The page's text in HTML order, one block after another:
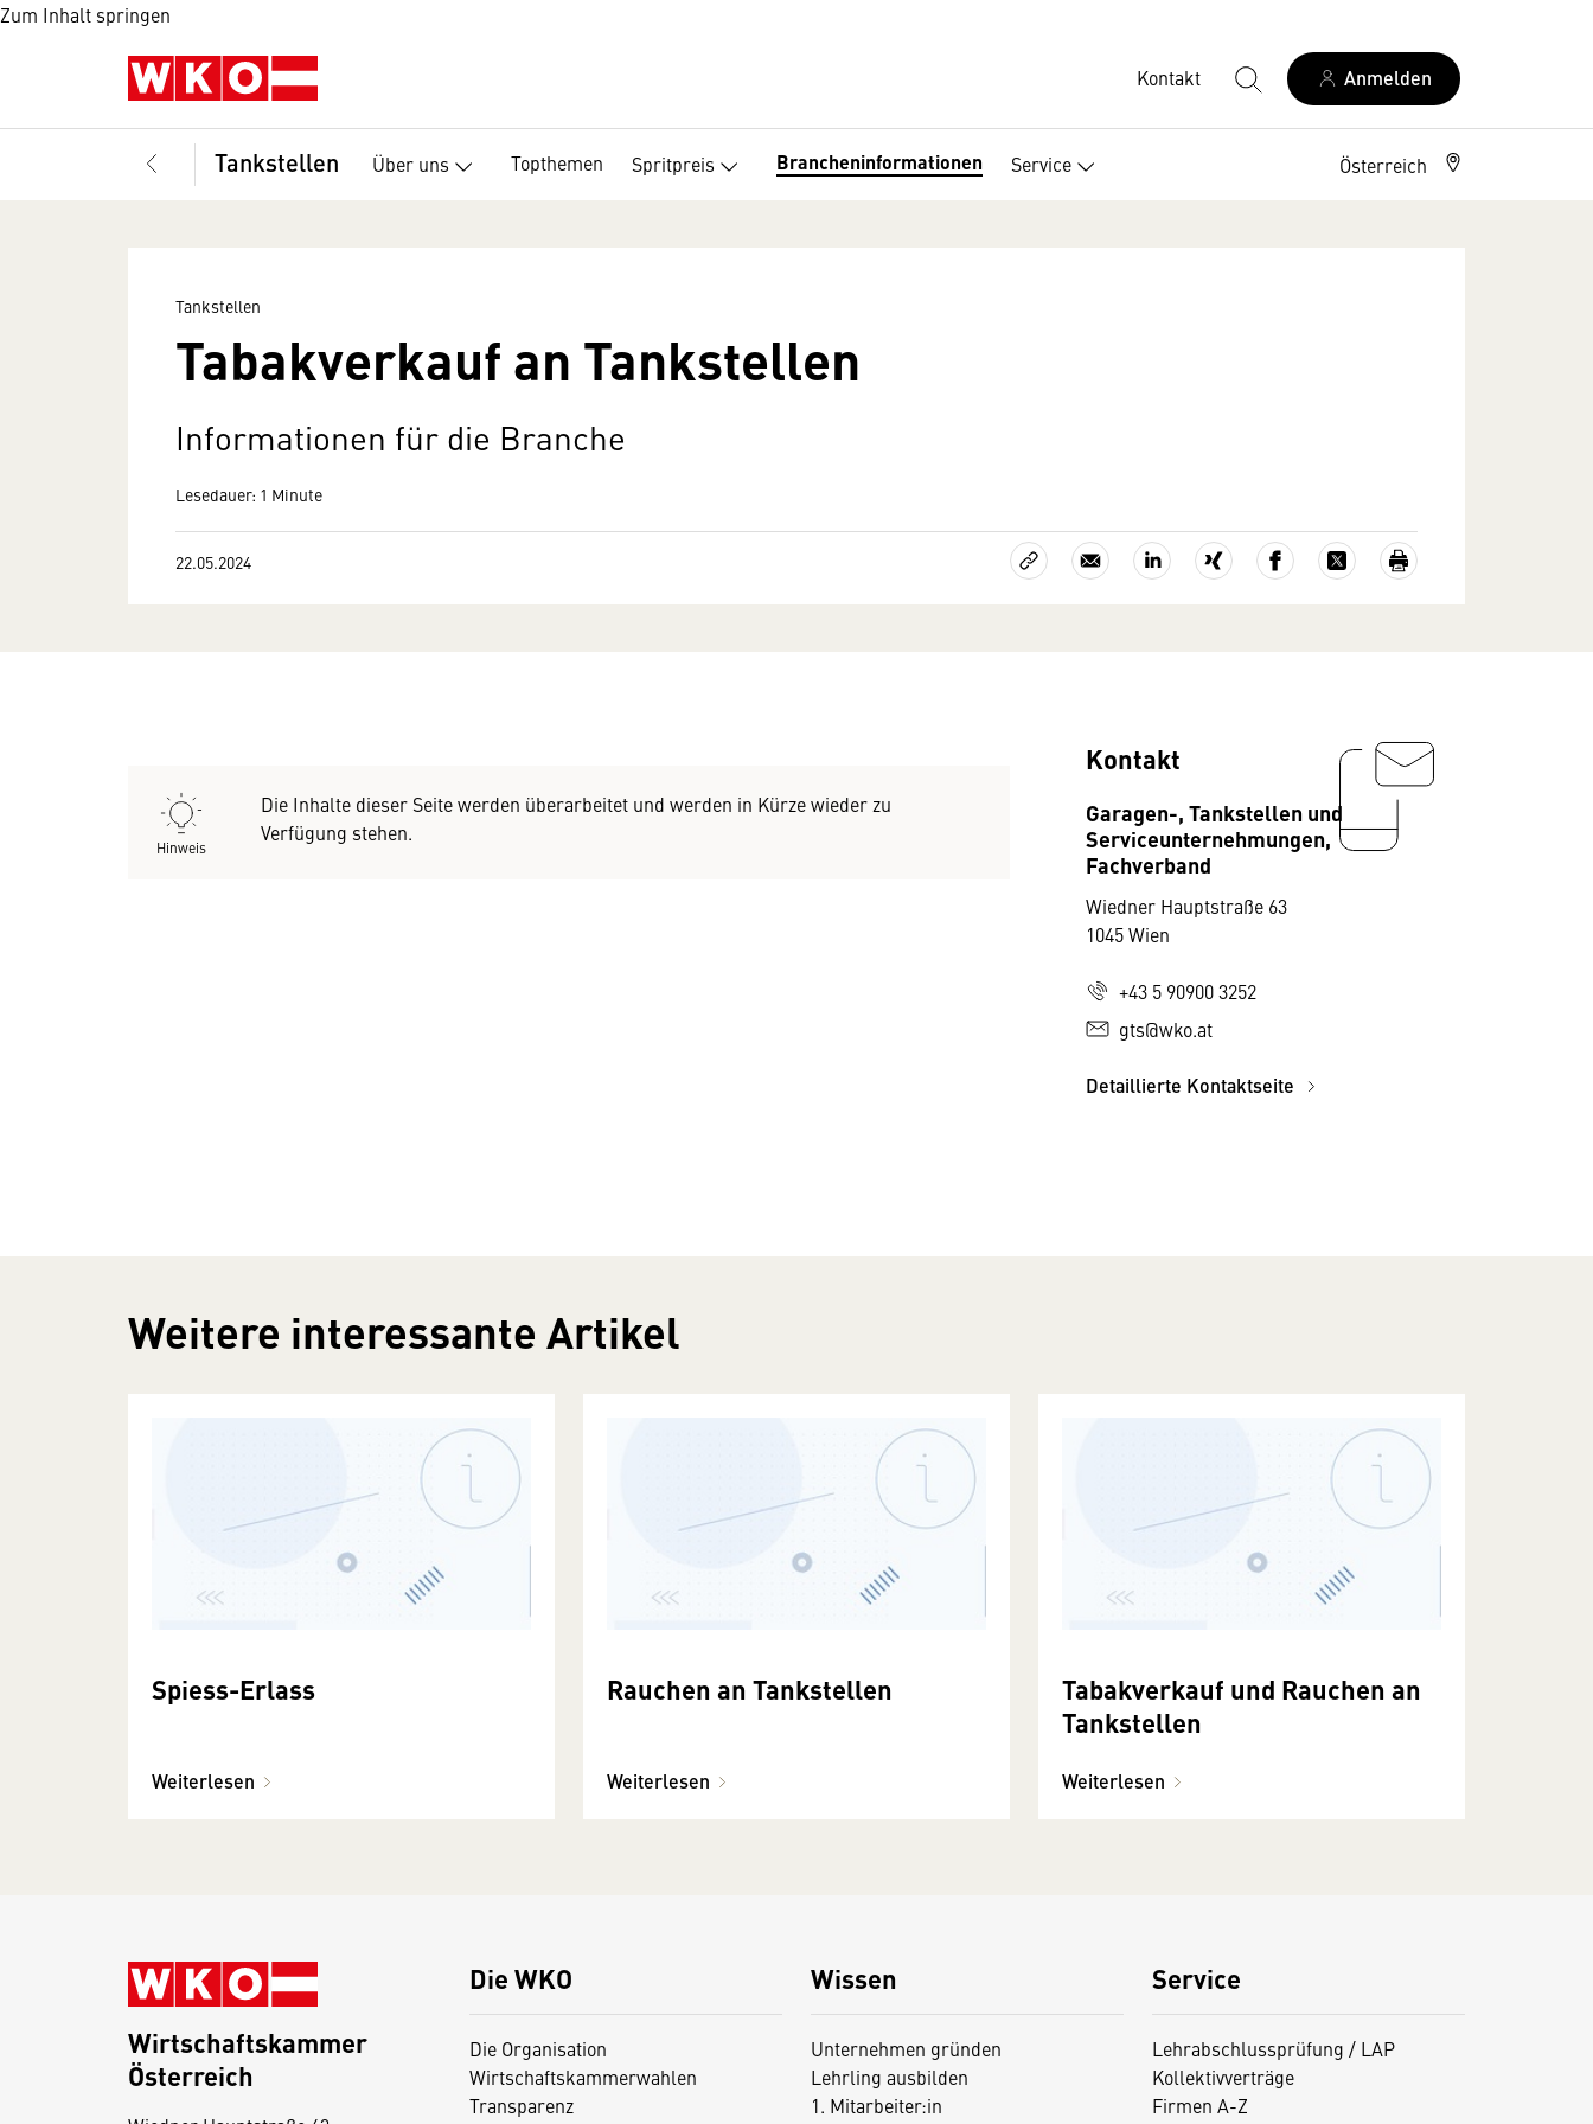
Zum Inhalt springen
Kontakt Anmelden
Tankstellen Über uns Topthemen Spritpreis Brancheninformationen Service Österreich
Tankstellen
Tabakverkauf an Tankstellen
Informationen für die Branche
Lesedauer: 1 Minute
22.05.2024
Hinweis
Die Inhalte dieser Seite werden überarbeitet und werden in Kürze wieder zu
Verfügung stehen.
Kontakt
Garagen-, Tankstellen und
Serviceunternehmungen,
Fachverband
Wiedner Hauptstraße 63
1045 Wien
+43 5 90900 3252
gts@wko.at
Detaillierte Kontaktseite
Weitere interessante Artikel
Spiess-Erlass
Weiterlesen
Rauchen an Tankstellen
Weiterlesen
Tabakverkauf und Rauchen an
Tankstellen
Weiterlesen
Die WKO
Die Organisation
Wirtschaftskammerwahlen
Transparenz
Wissen
Unternehmen gründen
Lehrling ausbilden
1. Mitarbeiter:in
Service
Lehrabschlussprüfung / LAP
Kollektivverträge
Firmen A-Z
Wirtschaftskammer
Österreich